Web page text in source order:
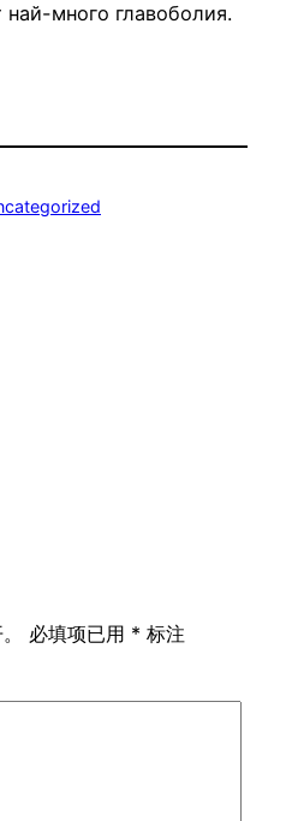
най-много главоболия.
必填项已用 * 标注